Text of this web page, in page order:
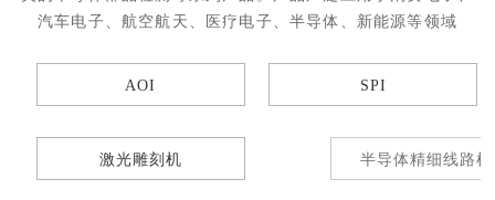
汽车电子、航空航天、医疗电子、半导体、新能源等领域
AOI SPI
激光雕刻机 半导体精细线路检测